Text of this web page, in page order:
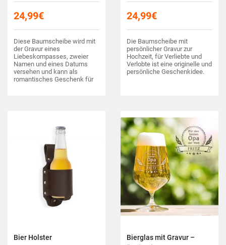
24,99€
Diese Baumscheibe wird mit
der Gravur eines
Liebeskompasses, zweier
Namen und eines Datums
versehen und kann als
romantisches Geschenk für
24,99€
Die Baumscheibe mit
persönlicher Gravur zur
Hochzeit, für Verliebte und
Verlobte ist eine originelle und
persönliche Geschenkidee.
Bier Holster
Bierglas mit Gravur –